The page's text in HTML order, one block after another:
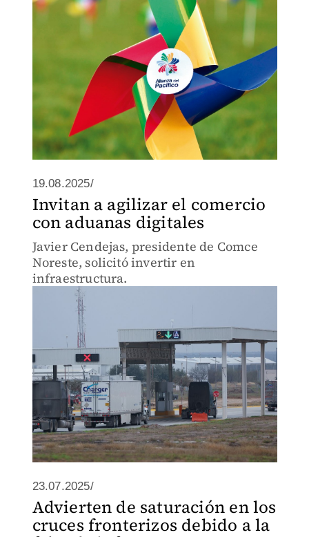
19.08.2025/
Invitan a agilizar el comercio
con aduanas digitales
Javier Cendejas, presidente de Comce
Noreste, solicitó invertir en
infraestructura.
23.07.2025/
Advierten de saturación en los
cruces fronterizos debido a la